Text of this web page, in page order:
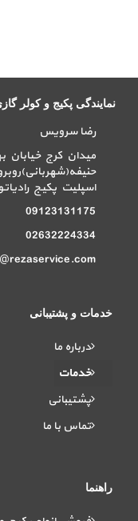
نمایندگی پکیج و کولر
رضا سرویس
اسپلیت پکیج
09123131175
02632224334
خدمات و پشتیبانی
درباره ما
خدمات
پشتیبانی
تماس با ما
راهنما